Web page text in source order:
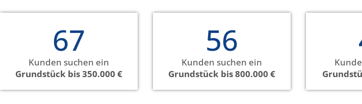
67
Kunden suchen ein
Grundstück bis 350.000 €
56
Kunden suchen ein
Grundstück bis 800.000 €